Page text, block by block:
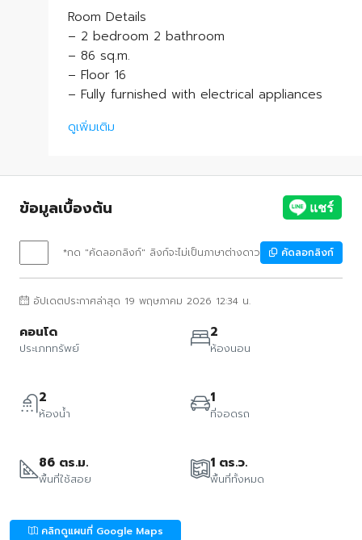
Room Details
– 2 bedroom 2 bathroom
– 86 sq.m.
– Floor 16
– Fully furnished with electrical appliances
ดูเพิ่มเติม
ข้อมูลเบื้องต้น
*กด "คัดลอกลิงก์" ลิงก์จะไม่เป็นภาษาต่างดาว คัดลอกลิงก์
อัปเดตประกาศล่าสุด 19 พฤษภาคม 2026 12:34 น.
คอนโด
ประเภททรัพย์
2
ห้องนอน
2
ห้องน้ำ
1
ที่จอดรถ
86 ตร.ม.
พื้นที่ใช้สอย
1 ตร.ว.
พื้นที่ทั้งหมด
คลิกดูแผนที่ Google Maps